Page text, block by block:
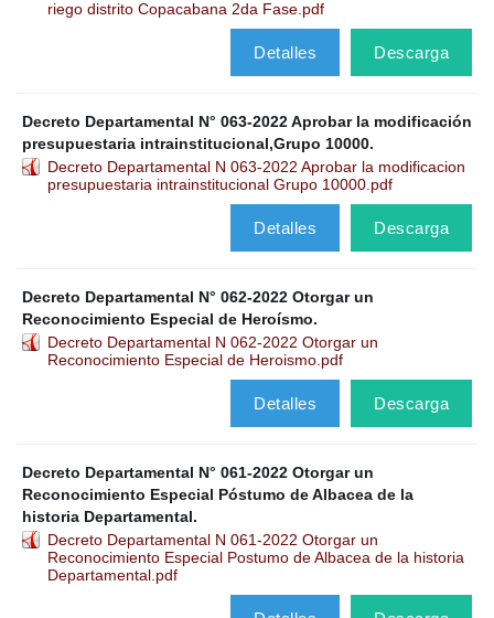
riego distrito Copacabana 2da Fase.pdf
Descarga
Detalles
Decreto Departamental N° 063-2022 Aprobar la modificación
presupuestaria intrainstitucional,Grupo 10000.
Decreto Departamental N 063-2022 Aprobar la modificacion
presupuestaria intrainstitucional Grupo 10000.pdf
Descarga
Detalles
Decreto Departamental N° 062-2022 Otorgar un
Reconocimiento Especial de Heroísmo.
Decreto Departamental N 062-2022 Otorgar un
Reconocimiento Especial de Heroismo.pdf
Descarga
Detalles
Decreto Departamental N° 061-2022 Otorgar un
Reconocimiento Especial Póstumo de Albacea de la
historia Departamental.
Decreto Departamental N 061-2022 Otorgar un
Reconocimiento Especial Postumo de Albacea de la historia
Departamental.pdf